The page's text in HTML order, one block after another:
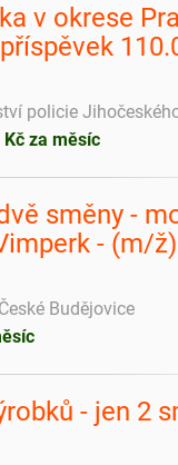
v okrese
policie
za měsíc
směny -
- (m/ž)
Budějovice
- jen 2